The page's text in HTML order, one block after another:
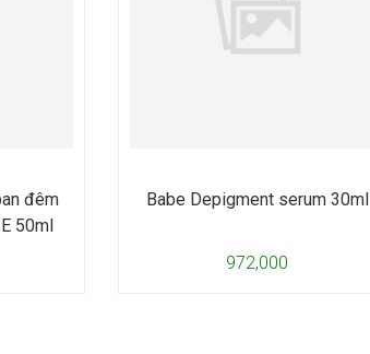
đêm
50ml
Babe Depigment serum 30ml
972,000